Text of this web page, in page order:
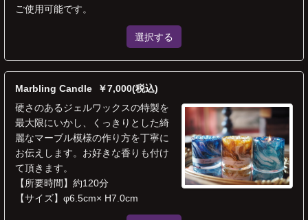
ご使用可能です。
選択する
Marbling Candle ￥7,000(税込)
硬さのあるジェルワックスの特製を
最大限にいかし、くっきりとした綺
麗なマーブル模様の作り方を丁寧に
お伝えします。お好きな香りも付け
て頂きます。
【所要時間】約120分
【サイズ】φ6.5cm× H7.0cm